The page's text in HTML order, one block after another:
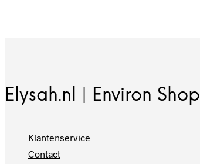
Elysah.nl | Environ Shop
Klantenservice
Contact